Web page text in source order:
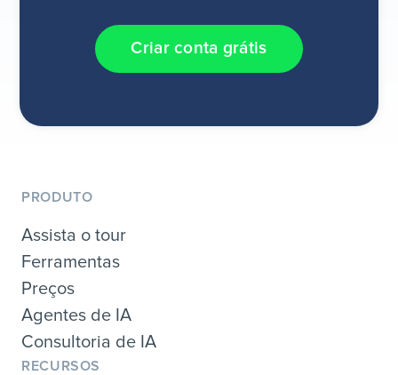
Criar conta grátis
PRODUTO
Assista o tour
Ferramentas
Preços
Agentes de IA
Consultoria de IA
RECURSOS